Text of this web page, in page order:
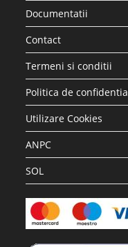
Documentatii
Contact
Termeni si conditii
Politica de
Utilizare Cookies
ANPC
SOL